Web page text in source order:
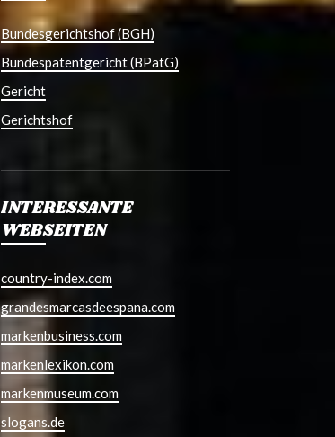
Bundesgerichtshof (BGH)
Bundespatentgericht (BPatG)
Gericht
Gerichtshof
INTERESSANTE
WEBSEITEN
country-index.com
grandesmarcasdeespana.com
markenbusiness.com
markenlexikon.com
markenmuseum.com
slogans.de